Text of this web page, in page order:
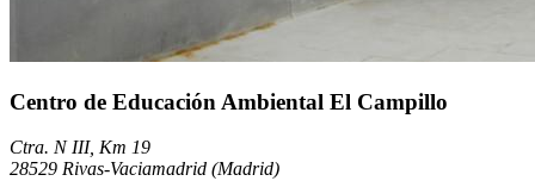
Centro de Educación Ambiental El Campillo
Ctra. N III, Km 19
28529 Rivas-Vaciamadrid (Madrid)